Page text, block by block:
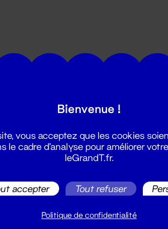
actualités du
Bienvenue !
vous acceptez que les cookies
le cadre d'analyse pour améliorer
leGrandT.fr.
accepter Tout refuser
Politique de confidentialité